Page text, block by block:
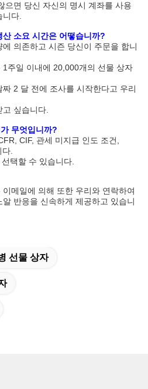
으면 당신 자신의 명시 계좌를 사용
다.
소요 시간은 어떻습니까?
의존하고 시즌 당신이 주문을 합니
주일 이내에 20,000개의 선물 상자
2 달 전에 조사를 시작한다고 우리
싶습니다.
무엇입니까?
CIF, 관세 미지급 인도 조건,
.
택할 수 있습니다.
메일에 의해 또한 우리와 연락하여
반응을 신속하게 제공하고 있습니
선물 상자